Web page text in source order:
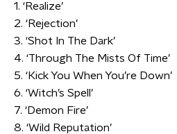
1. ‘Realize’
2. ‘Rejection’
3. ‘Shot In The Dark’
4. ‘Through The Mists Of Time’
5. ‘Kick You When You’re Down’
6. ‘Witch’s Spell’
7. ‘Demon Fire’
8. ‘Wild Reputation’